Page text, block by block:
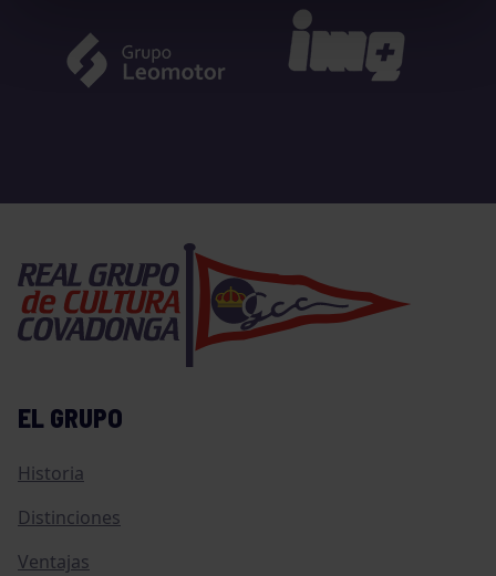
EL GRUPO
Historia
Distinciones
Ventajas